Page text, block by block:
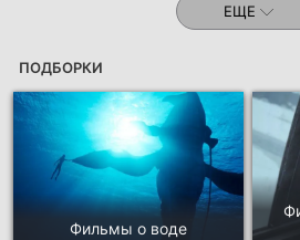
ЕЩЕ
ПОДБОРКИ
Фильмы о воде